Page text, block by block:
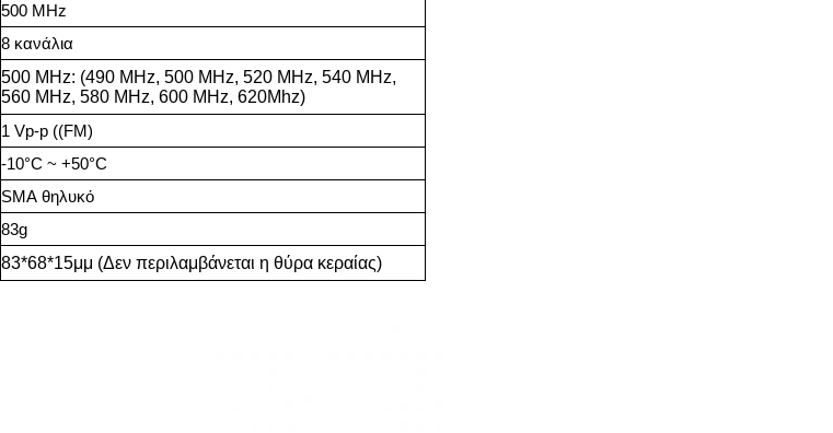
500 MHz
8 κανάλια
500 MHz: (490 MHz, 500 MHz, 520 MHz, 540 MHz,
560 MHz, 580 MHz, 600 MHz, 620Mhz)
1 Vp-p ((FM)
-10°C ~ +50°C
SMA θηλυκό
83g
83*68*15μμ (Δεν περιλαμβάνεται η θύρα κεραίας)